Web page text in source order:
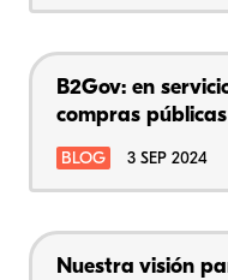
B2Gov: en
compras públicas
BLOG 3 SEP 2024
Nuestra visión